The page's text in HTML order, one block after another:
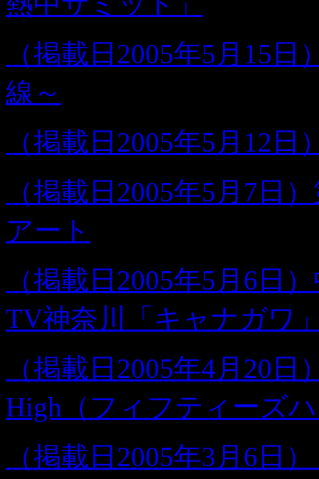
（掲載日2005年5月15
線～
（掲載日2005年5月12
（掲載日2005年5月7日
アート
（掲載日2005年5月6日
TV神奈川「キャナガワ
（掲載日2005年4月20
High（フィフティーズ
（掲載日2005年3月6日